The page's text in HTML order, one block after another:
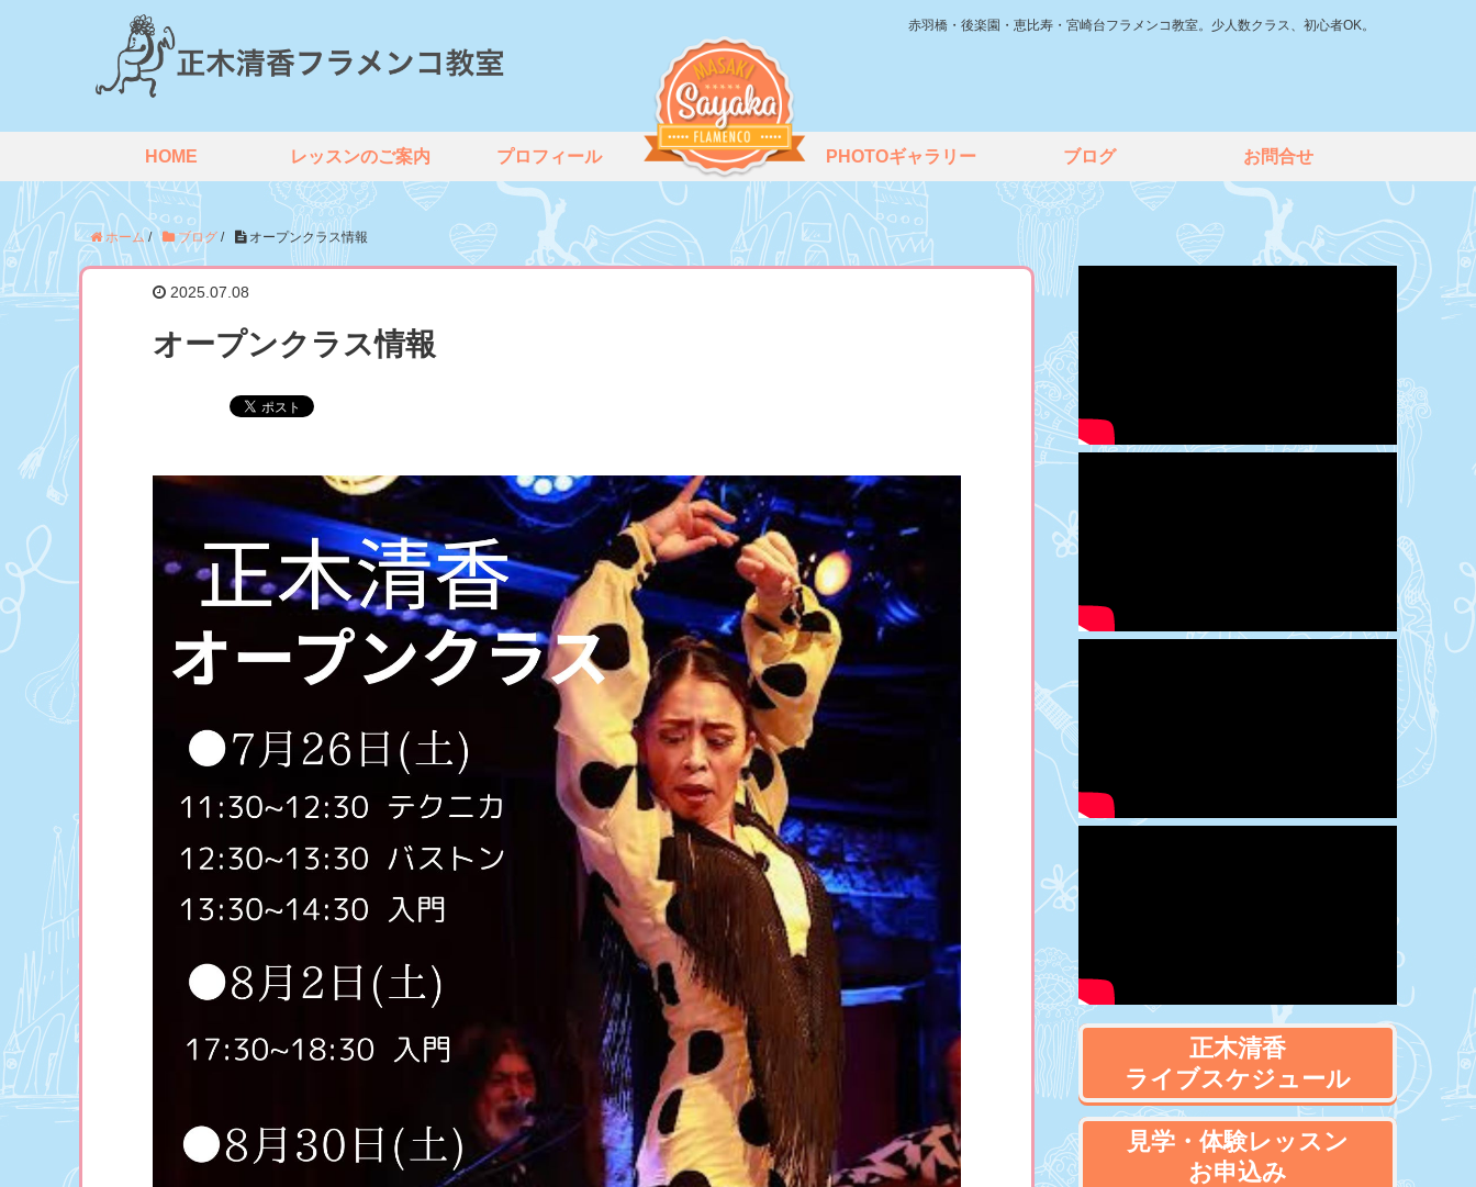
赤羽橋・後楽園・恵比寿・宮崎台フラメンコ教室。少人数クラス、初心者OK。
HOME レッスンのご案内 プロフィール PHOTOギャラリー ブログ お問合せ
ホーム / ブログ / オープンクラス情報
2025.07.08
オープンクラス情報
正木清香
ライブスケジュール
見学・体験レッスン
お申込み